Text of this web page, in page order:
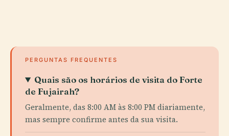
PERGUNTAS FREQUENTES
Quais são os horários de visita do Forte
de Fujairah?
Geralmente, das 8:00 AM às 8:00 PM diariamente,
mas sempre confirme antes da sua visita.